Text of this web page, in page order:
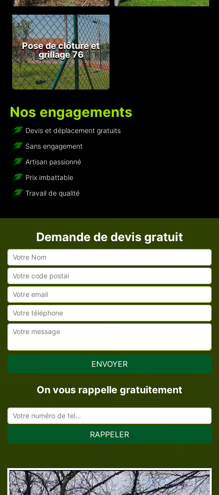
Pose de clôture et
grillage 76
Nos engagements
Devis et déplacement gratuits
Sans engagement
Artisan passionné
Prix imbattable
Travail de qualité
Demande de devis gratuit
On vous rappelle gratuitement